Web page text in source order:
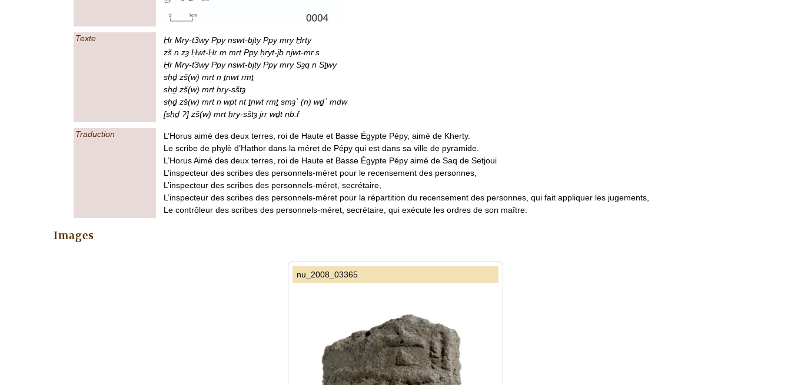
Texte
Ḥr Mry-t3wy Ppy nswt-bjty Ppy mry H̱rty
zš n zȝ Ḥwt-Ḥr m mrt Ppy ḥryt-jb njwt-mr.s
Ḥr Mry-t3wy Ppy nswt-bjty Ppy mry Sȝq n Sṯwy
sḥḏ zš(w) mrt n ṯnwt rmṯ
sḥḏ zš(w) mrt ḥry-sštȝ
sḥḏ zš(w) mrt n wpt nt ṯnwt rmṯ smȝʿ (n) wḏʿ mdw
[sḥḏ ?] zš(w) mrt ḥry-sštȝ jrr wḏt nb.f
Traduction
L’Horus aimé des deux terres, roi de Haute et Basse Égypte Pépy, aimé de Kherty.
Le scribe de phylè d’Hathor dans la méret de Pépy qui est dans sa ville de pyramide.
L’Horus Aimé des deux terres, roi de Haute et Basse Égypte Pépy aimé de Saq de Setjoui
L’inspecteur des scribes des personnels-méret pour le recensement des personnes,
L’inspecteur des scribes des personnels-méret, secrétaire,
L’inspecteur des scribes des personnels-méret pour la répartition du recensement des personnes, qui fait appliquer les jugements,
Le contrôleur des scribes des personnels-méret, secrétaire, qui exécute les ordres de son maître.
Images
nu_2008_03365